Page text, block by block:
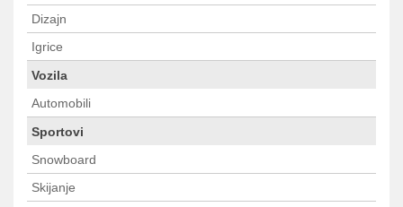
Dizajn
Igrice
Vozila
Automobili
Sportovi
Snowboard
Skijanje